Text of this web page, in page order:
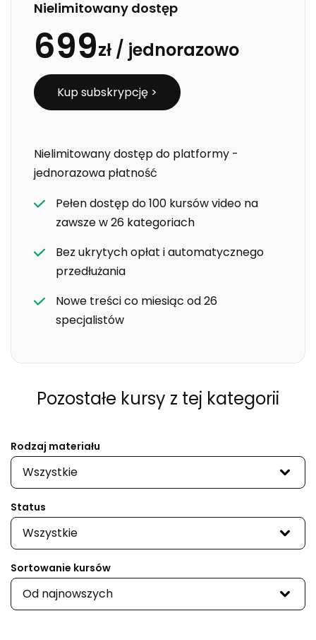
Nielimitowany dostęp
699zł / jednorazowo
Kup subskrypcję >
Nielimitowany dostęp do platformy -
jednorazowa płatność
Pełen dostęp do 100 kursów video na
zawsze w 26 kategoriach
Bez ukrytych opłat i automatycznego
przedłużania
Nowe treści co miesiąc od 26
specjalistów
Pozostałe kursy z tej kategorii
Rodzaj materiału
Wszystkie
Status
Wszystkie
Sortowanie kursów
Od najnowszych